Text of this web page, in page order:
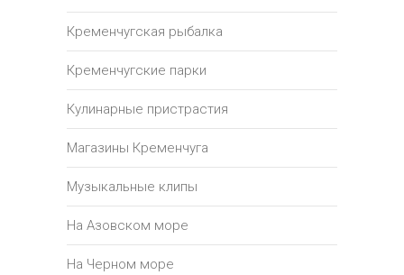
Кременчугская рыбалка
Кременчугские парки
Кулинарные пристрастия
Магазины Кременчуга
Музыкальные клипы
На Азовском море
На Черном море